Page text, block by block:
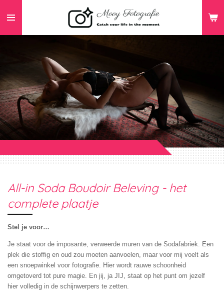
direct
All-in Soda Boudoir Beleving - het
complete plaatje
Stel je voor…
Je staat voor de imposante, verweerde muren van de Sodafabriek. Een
plek die stoffig en oud zou moeten aanvoelen, maar voor mij voelt als
een snoepwinkel voor fotografie. Hier wordt rauwe schoonheid
omgetoverd tot pure magie. En jij, ja JIJ, staat op het punt om jezelf
hier volledig in de schijnwerpers te zetten.